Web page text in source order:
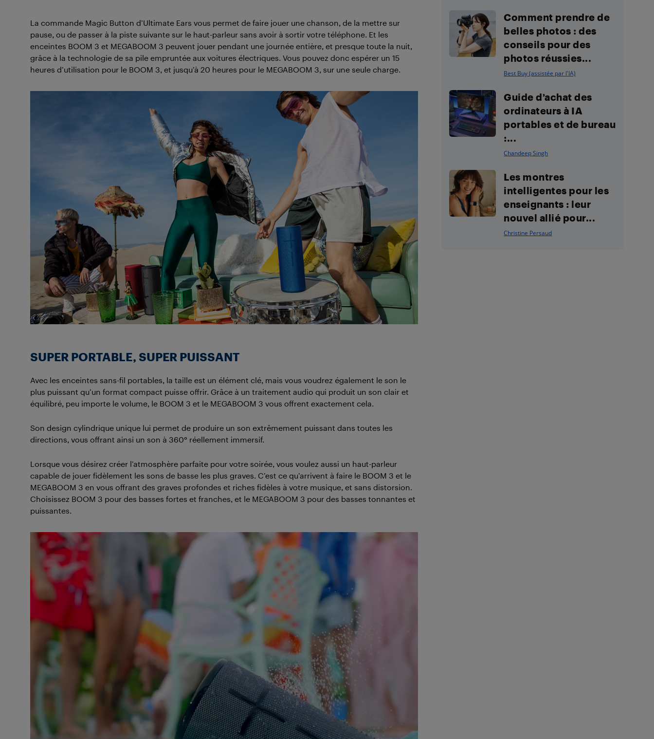
La commande Magic Button d’Ultimate Ears vous permet de faire jouer une chanson, de la mettre sur
pause, ou de passer à la piste suivante sur le haut-parleur sans avoir à sortir votre téléphone. Et les
enceintes BOOM 3 et MEGABOOM 3 peuvent jouer pendant une journée entière, et presque toute la nuit,
grâce à la technologie de sa pile empruntée aux voitures électriques. Vous pouvez donc espérer un 15
heures d’utilisation pour le BOOM 3, et jusqu’à 20 heures pour le MEGABOOM 3, sur une seule charge.
SUPER PORTABLE, SUPER PUISSANT
Avec les enceintes sans-fil portables, la taille est un élément clé, mais vous voudrez également le son le
plus puissant qu’un format compact puisse offrir. Grâce à un traitement audio qui produit un son clair et
équilibré, peu importe le volume, le BOOM 3 et le MEGABOOM 3 vous offrent exactement cela.
Son design cylindrique unique lui permet de produire un son extrêmement puissant dans toutes les
directions, vous offrant ainsi un son à 360° réellement immersif.
Lorsque vous désirez créer l’atmosphère parfaite pour votre soirée, vous voulez aussi un haut-parleur
capable de jouer fidèlement les sons de basse les plus graves. C’est ce qu’arrivent à faire le BOOM 3 et le
MEGABOOM 3 en vous offrant des graves profondes et riches fidèles à votre musique, et sans distorsion.
Choisissez BOOM 3 pour des basses fortes et franches, et le MEGABOOM 3 pour des basses tonnantes et
puissantes.
Comment prendre de
belles photos : des
conseils pour des
photos réussies...
Best Buy (assistée par l'IA)
Guide d’achat des
ordinateurs à IA
portables et de bureau
:...
Chandeep Singh
Les montres
intelligentes pour les
enseignants : leur
nouvel allié pour...
Christine Persaud